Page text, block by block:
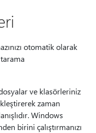
otomatik olarak
ve klasörleriniz
zaman
Windows
birini çalıştırmanızı